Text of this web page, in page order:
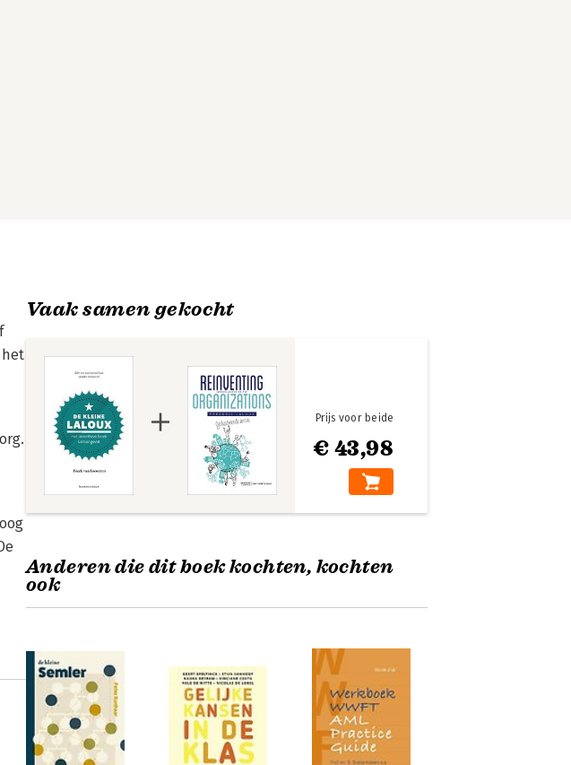
het
Vaak samen gekocht
€ 43,98
Prijs voor beide
Anderen die dit boek kochten, kochten
ook